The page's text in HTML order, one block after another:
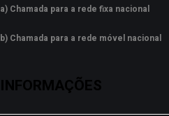
a) Chamada para a rede fixa nacional
b) Chamada para a rede móvel nacional
INFORMAÇÕES